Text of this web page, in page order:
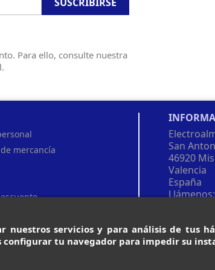
servicios y para análisis de tus
configurar tu navegador para impedir su
Para ello, consulte nuestra
mercancía
San
46920
Valencia
España